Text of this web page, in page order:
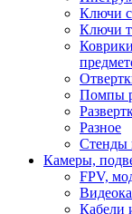
Ключи
Ключи
Помпы
Разное
Стенды
Камеры,
FPV,
Кабели